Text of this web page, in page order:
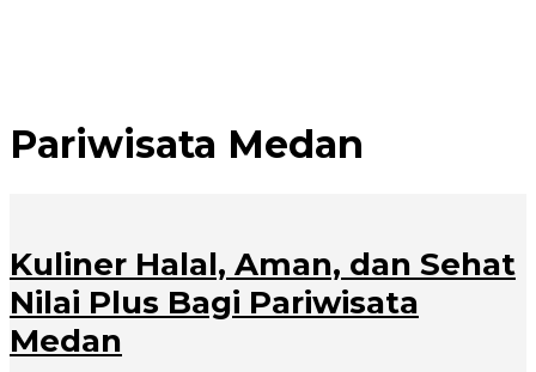
Pariwisata Medan
Kuliner Halal, Aman, dan Sehat
Nilai Plus Bagi Pariwisata
Medan